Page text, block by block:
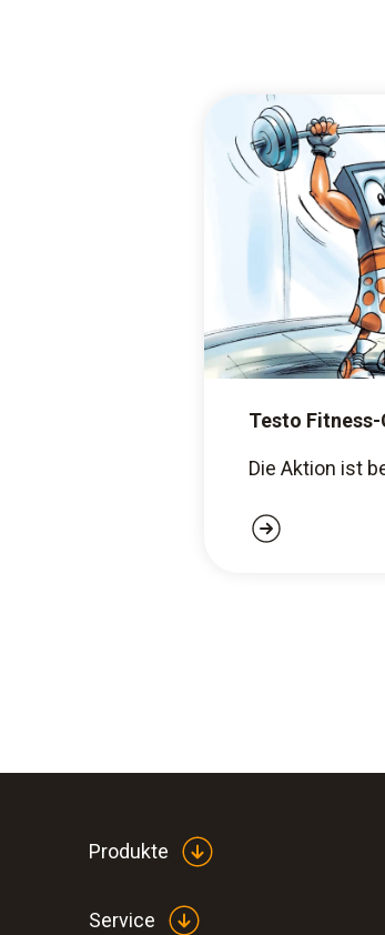
Testo Fitness-
Die Aktion ist
Produkte
Service